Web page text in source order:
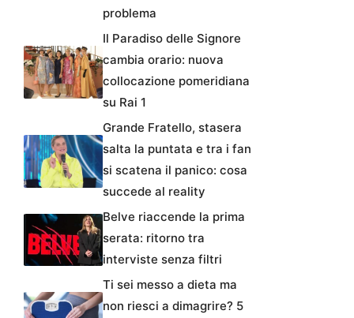
problema
Il Paradiso delle Signore
cambia orario: nuova
collocazione pomeridiana
su Rai 1
Grande Fratello, stasera
salta la puntata e tra i fan
si scatena il panico: cosa
succede al reality
Belve riaccende la prima
serata: ritorno tra
interviste senza filtri
Ti sei messo a dieta ma
non riesci a dimagrire? 5